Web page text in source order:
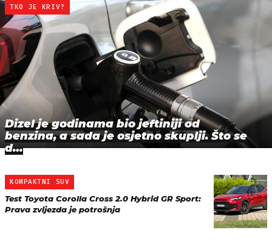
TKO JE KRIV?
Dizel je godinama bio jeftiniji od
benzina, a sada je osjetno skuplji. Što se
d…
KOMPAKTNI SUV
Test Toyota Corolla Cross 2.0 Hybrid GR Sport:
Prava zvijezda je potrošnja